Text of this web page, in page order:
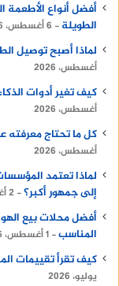
أفضل أنواع الأطعمة
الطويلة
6 أغسطس، 2026
لماذا أصبح توصيل
أغسطس، 2026
كيف تغير أدوات
أغسطس، 2026
كل ما تحتاج معرفته
أغسطس، 2026
إلى جمهور أكبر؟ 2 أغسطس، 2026
أفضل محلات بيع
المناسب 1 أغسطس، 2026
كيف تقرأ تقييمات
يوليو، 2026